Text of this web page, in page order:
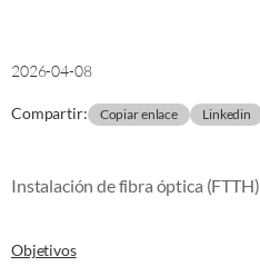
2026-04-08
Compartir: Copiar enlace Linkedin
Instalación de fibra óptica (FTTH)
Objetivos